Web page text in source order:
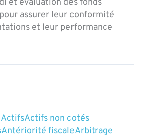
et évaluation des fonds
assurer leur conformité
et leur performance
ActifsActifs non cotés
Antériorité fiscaleArbitrage